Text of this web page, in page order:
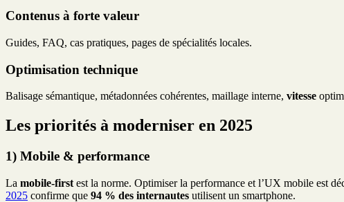
Contenus à forte valeur
Guides, FAQ, cas pratiques, pages de spécialités locales.
Optimisation technique
Balisage sémantique, métadonnées cohérentes, maillage interne, vitesse
Les priorités à moderniser en 2025
1) Mobile & performance
La mobile-first est la norme. Optimiser la performance et l’UX mobile est
2025 confirme que 94 % des internautes utilisent un smartphone.